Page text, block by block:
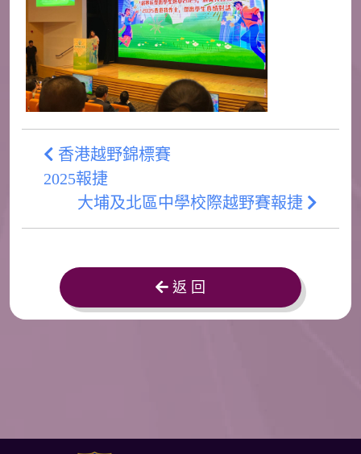
香港越野錦標賽
2025報捷
大埔及北區中學校際越野賽報捷
返 回